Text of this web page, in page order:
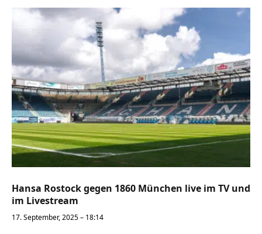
Hansa Rostock gegen 1860 München live im TV und
im Livestream
17. September, 2025 – 18:14